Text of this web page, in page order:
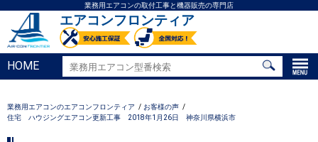
業務用エアコンの取付工事と機器販売の専門店
エアコンフロンティア
HOME
業務用エアコンのエアコンフロンティア
お客様の声
住宅 ハウジングエアコン更新工事 2018年1月26日 神奈川県横浜市